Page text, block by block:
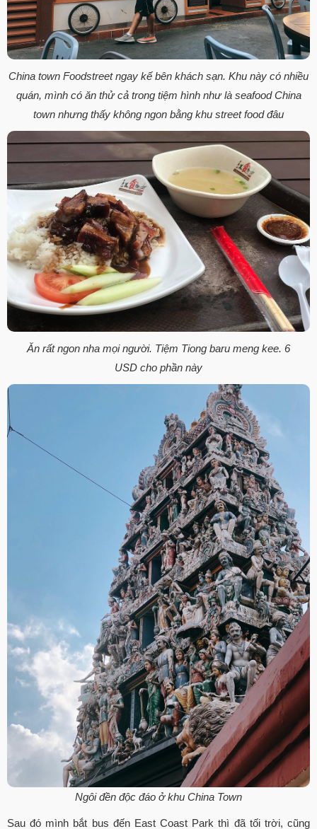
China town Foodstreet ngay kế bên khách sạn. Khu này có nhiều
quán, mình có ăn thử cả trong tiệm hình như là seafood China
town nhưng thấy không ngon bằng khu street food đâu
Ăn rất ngon nha mọi người. Tiệm Tiong baru meng kee. 6
USD cho phần này
Ngôi đền độc đáo ở khu China Town
Sau đó mình bắt bus đến East Coast Park thì đã tối trời, cũng